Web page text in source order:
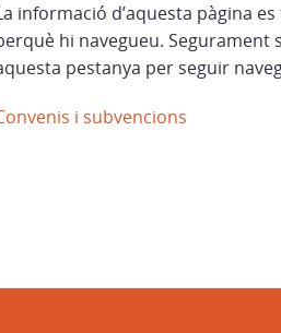
informació d’aquesta pàgina
hi navegueu. Segurament
pestanya per seguir
i subvencions